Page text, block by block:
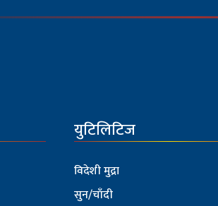
युटिलिटिज
विदेशी मुद्रा
सुन/चाँदी